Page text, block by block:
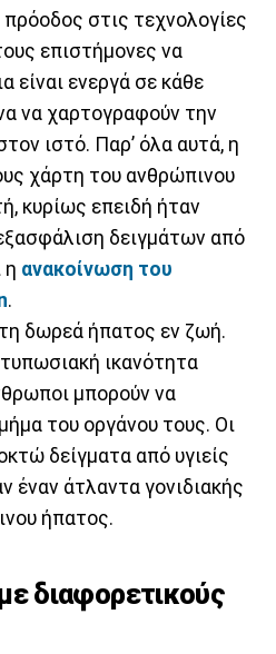
στις τεχνολογίες
επιστήμονες να
είναι ενεργά σε κάθε
να χαρτογραφούν την
ιστό. Παρ’ όλα αυτά, η
χάρτη του ανθρώπινου
κυρίως επειδή ήταν
δειγμάτων από
η ανακοίνωση του
.
δωρεά ήπατος εν ζωή.
ικανότητα
μπορούν να
του οργάνου τους. Οι
δείγματα από υγιείς
έναν άτλαντα γονιδιακής
ήπατος.
διαφορετικούς